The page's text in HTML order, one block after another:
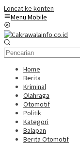
Loncat ke konten
Menu Mobile
Home
Berita
Kriminal
Olahraga
Otomotif
Politik
Kategori
Balapan
Berita Otomotif